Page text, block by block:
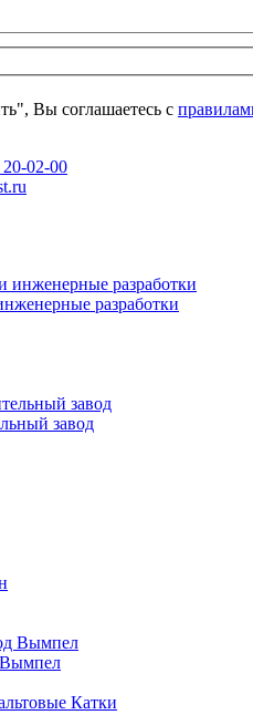
Вы соглашаетесь с
02-00
разработки
завод
Вымпел